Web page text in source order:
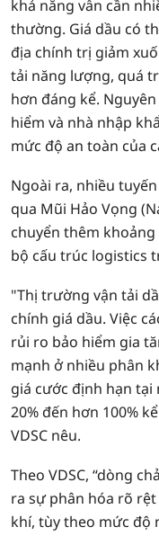
khả năng vẫn cần
thường. Giá dầu có
địa chính trị giảm
tải năng lượng, quá
hơn đáng kể.
hiểm và nhà nhập
mức độ an toàn của
Ngoài ra, nhiều
qua Mũi Hảo Vọng
chuyển thêm khoảng
bộ cấu trúc logistics
"Thị trường vận tải
chính giá dầu. Việc
rủi ro bảo hiểm gia
mạnh ở nhiều phân
giá cước định hạn
20% đến hơn 100%
VDSC nêu.
Theo VDSC, “dòng
ra sự phân hóa rõ
khí, tùy theo mức độ